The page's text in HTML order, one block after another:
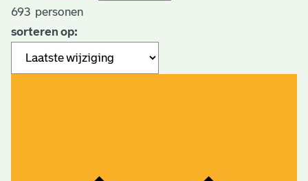
693 personen
sorteren op: